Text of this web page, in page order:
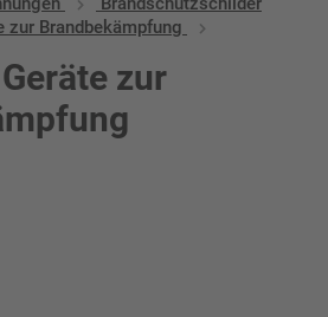
zur Brandbekämpfung
zur